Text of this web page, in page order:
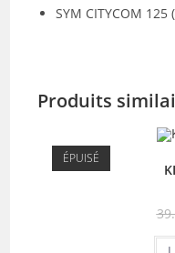
SYM CITYCOM 125
Produits
ÉPUISÉ